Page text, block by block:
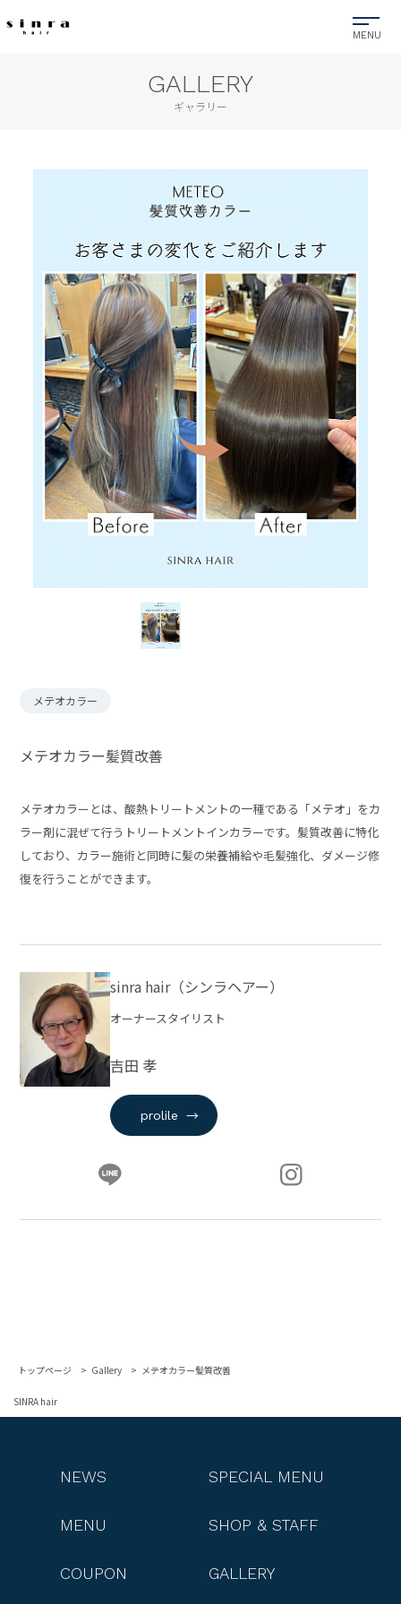
GALLERY
ギャラリー
メテオカラー
メテオカラー髪質改善
メテオカラーとは、酸熱トリートメントの一種である「メテオ」をカ
ラー剤に混ぜて行うトリートメントインカラーです。髪質改善に特化
しており、カラー施術と同時に髪の栄養補給や毛髪強化、ダメージ修
復を行うことができます。
sinra hair（シンラヘアー）
オーナースタイリスト
吉田 孝
prolile →
トップページ Gallery メテオカラー髪質改善
SINRA hair
NEWS SPECIAL MENU
MENU SHOP & STAFF
COUPON GALLERY